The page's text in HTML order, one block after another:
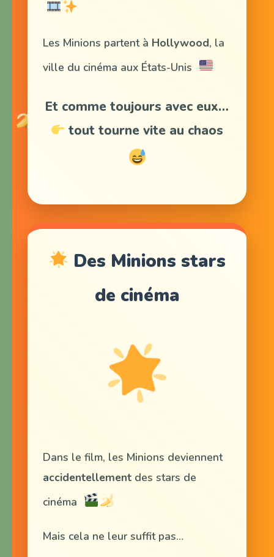
Les Minions partent à Hollywood, la
ville du cinéma aux États-Unis
Et comme toujours avec eux…
tout tourne vite au chaos
Des Minions stars
de cinéma
Dans le film, les Minions deviennent
accidentellement des stars de
cinéma
Mais cela ne leur suffit pas…